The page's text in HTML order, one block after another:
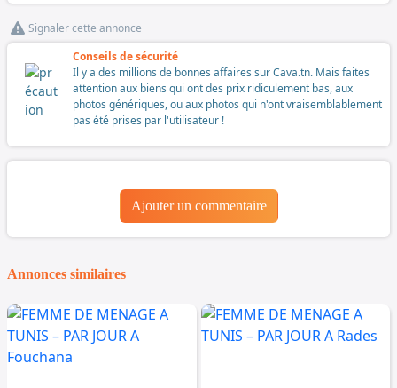
Signaler cette annonce
Conseils de sécurité
Il y a des millions de bonnes affaires sur Cava.tn. Mais faites
attention aux biens qui ont des prix ridiculement bas, aux
photos génériques, ou aux photos qui n'ont vraisemblablement
pas été prises par l'utilisateur !
Ajouter un commentaire
Annonces similaires